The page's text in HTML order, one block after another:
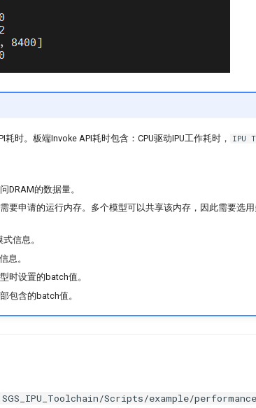
耗时。板端Invoke API耗时包含：CPU驱动IPU工作耗时， IPU
DRAM的数据量。
要申请的运行内存。多个模型可以共享该内存，因此需要选
信息。
息。
时设置的batch值。
包含的batch值。
SGS_IPU_Toolchain/Scripts/example/